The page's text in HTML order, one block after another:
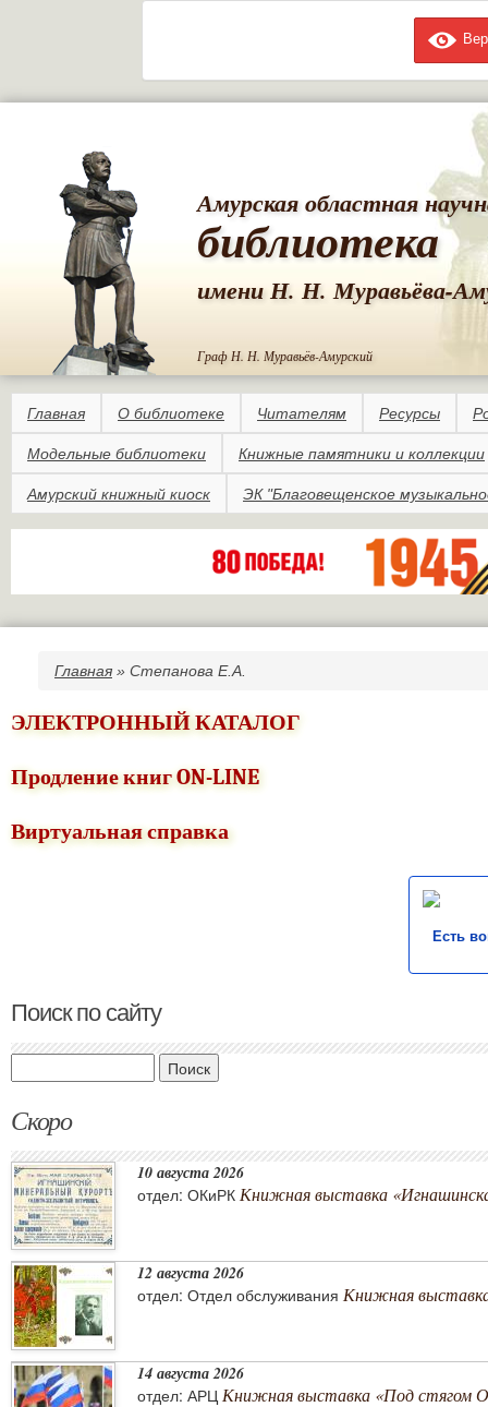
Амурская областная
библиотека
имени Н. Н. Муравьёва-
Граф Н. Н. Муравьёв-Амурский
Главная О библиотеке Читателям Ресурсы
Модельные библиотеки Книжные памятники и коллекции
Амурский книжный киоск ЭК "Благовещенское
Вы здесь
Главная » Степанова Е.А.
ЭЛЕКТРОННЫЙ КАТАЛОГ
Продление книг ON-LINE
Виртуальная справка
Есть
Поиск по сайту
Скоро
10 августа 2026
отдел: ОКиРК Книжная выставка
12 августа 2026
отдел: Отдел обслуживания Книжная
14 августа 2026
отдел: АРЦ Книжная выставка «Под стягом